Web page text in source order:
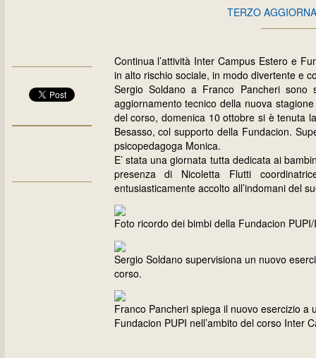
TERZO
Continua l’attività Inter Campus Estero e
in alto rischio sociale, in modo divertente e
Sergio Soldano a Franco Pancheri
aggiornamento tecnico della nuova
del corso, domenica 10 ottobre si è tenuta
Besasso, col supporto della Fundacion.
psicopedagoga Monica.
E’ stata una giornata tutta dedicata ai
presenza di Nicoletta Flutti
entusiasticamente accolto all’indomani del
Foto ricordo dei bimbi della Fundacion
Sergio Soldano supervisiona un nuovo
corso.
Franco Pancheri spiega il nuovo esercizio a
Fundacion PUPI nell’ambito del corso Inter